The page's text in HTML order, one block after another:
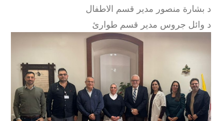
د بشارة منصور مدير قسم الاطفال
د وائل جروس مدير قسم طوارئ